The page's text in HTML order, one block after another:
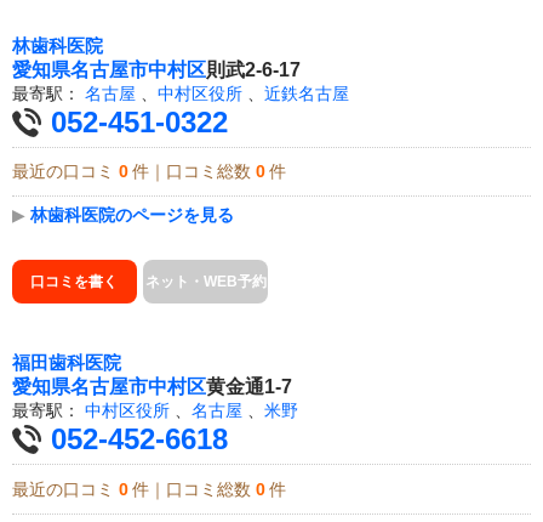
林歯科医院
愛知県名古屋市中村区則武2-6-17
最寄駅： 名古屋 中村区役所 近鉄名古屋
052-451-0322
最近の口コミ 0 件｜口コミ総数 0 件
▶ 林歯科医院のページを見る
口コミを書く ネット・WEB予約
福田歯科医院
愛知県名古屋市中村区黄金通1-7
最寄駅： 中村区役所 、 名古屋 、 米野
052-452-6618
最近の口コミ 0 件｜口コミ総数 0 件